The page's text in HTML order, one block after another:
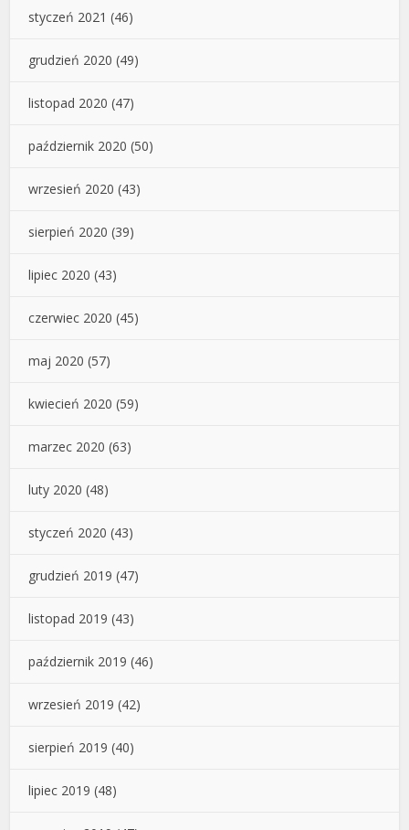
styczeń 2021 (46)
grudzień 2020 (49)
listopad 2020 (47)
październik 2020 (50)
wrzesień 2020 (43)
sierpień 2020 (39)
lipiec 2020 (43)
czerwiec 2020 (45)
maj 2020 (57)
kwiecień 2020 (59)
marzec 2020 (63)
luty 2020 (48)
styczeń 2020 (43)
grudzień 2019 (47)
listopad 2019 (43)
październik 2019 (46)
wrzesień 2019 (42)
sierpień 2019 (40)
lipiec 2019 (48)